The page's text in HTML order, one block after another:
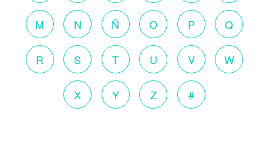
M N Ñ O P Q
R S T U V W
X Y Z #